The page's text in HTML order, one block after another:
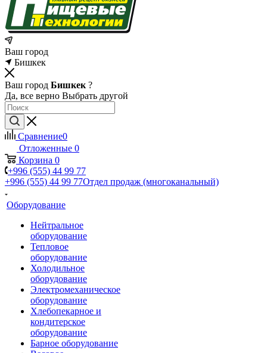
Ваш город
Бишкек
Ваш город Бишкек ?
Да, все верно Выбрать другой
Сравнение0
Отложенные 0
Корзина 0
+996 (555) 44 99 77
+996 (555) 44 99 77Отдел продаж (многоканальный)
Оборудование
Нейтральное
оборудование
Тепловое
оборудование
Холодильное
оборудование
Электромеханическое
оборудование
Хлебопекарное и
кондитерское
оборудование
Барное оборудование